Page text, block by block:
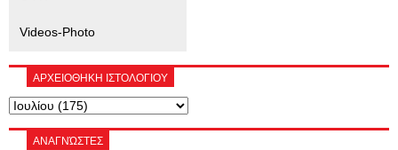
Videos-Photo
ΑΡΧΕΙΟΘΗΚΗ ΙΣΤΟΛΟΓΙΟΥ
ΑΝΑΓΝΏΣΤΕΣ